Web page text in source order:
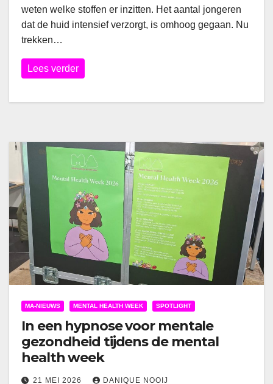
weten welke stoffen er inzitten. Het aantal jongeren
dat de huid intensief verzorgt, is omhoog gegaan. Nu
trekken…
Lees verder
MA-NIEUWS MENTAL HEALTH WEEK SPOTLIGHT
In een hypnose voor mentale
gezondheid tijdens de mental
health week
21 MEI 2026 DANIQUE NOOIJ